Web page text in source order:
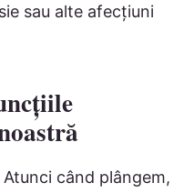
sau alte afecțiuni
Atunci când plângem,